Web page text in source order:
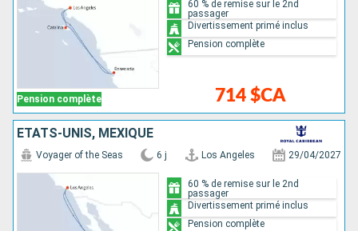
Pension complète 714 $CA
60 % de remise sur le 2nd
passager
Divertissement primé inclus
Pension complète
ÉTATS-UNIS, MEXIQUE
Voyager of the Seas 6 j Los Angeles 29/04/2027
60 % de remise sur le 2nd
passager
Divertissement primé inclus
Pension complète